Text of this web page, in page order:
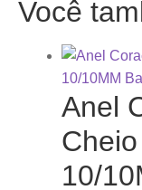
Você
Anel
10/